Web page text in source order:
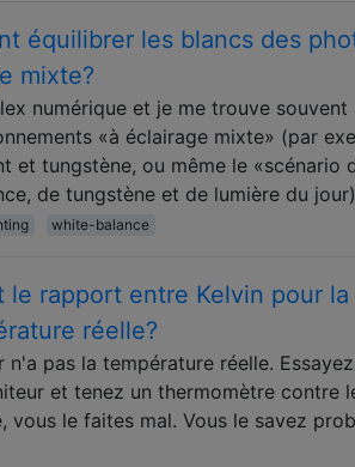
équilibrer les blancs des
mixte?
numérique et je me trouve
«à éclairage mixte» (par
et tungstène, ou même le «scénario
de tungstène et de lumière du
white-balance
le rapport entre Kelvin pour
réelle?
n'a pas la température réelle.
et tenez un thermomètre contre
vous le faites mal. Vous le savez